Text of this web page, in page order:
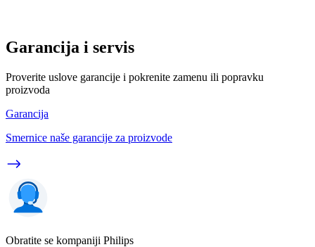
Garancija i servis
Proverite uslove garancije i pokrenite zamenu ili popravku
proizvoda
Garancija
Smernice naše garancije za proizvode
Obratite se kompaniji Philips